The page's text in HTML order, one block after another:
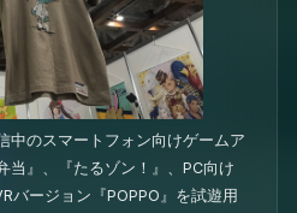
のスマートフォン向けゲームア
当』、『たるゾン！』、PC向け
バージョン『POPPO』を試遊用